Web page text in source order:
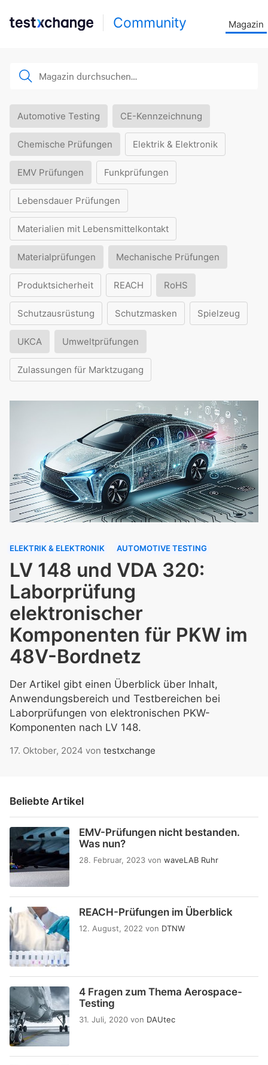
Community Magazin
Automotive Testing CE-Kennzeichnung
Chemische Prüfungen Elektrik & Elektronik
EMV Prüfungen Funkprüfungen
Lebensdauer Prüfungen
Materialien mit Lebensmittelkontakt
Materialprüfungen Mechanische Prüfungen
Produktsicherheit REACH RoHS
Schutzausrüstung Schutzmasken Spielzeug
UKCA Umweltprüfungen
Zulassungen für Marktzugang
ELEKTRIK & ELEKTRONIK AUTOMOTIVE TESTING
LV 148 und VDA 320:
Laborprüfung
elektronischer
Komponenten für PKW im
48V-Bordnetz
Der Artikel gibt einen Überblick über Inhalt,
Anwendungsbereich und Testbereichen bei
Laborprüfungen von elektronischen PKW-
Komponenten nach LV 148.
17. Oktober, 2024 von testxchange
Beliebte Artikel
EMV-Prüfungen nicht bestanden.
Was nun?
28. Februar, 2023 von waveLAB Ruhr
REACH-Prüfungen im Überblick
12. August, 2022 von DTNW
4 Fragen zum Thema Aerospace-
Testing
31. Juli, 2020 von DAUtec